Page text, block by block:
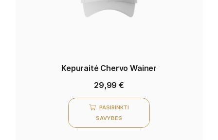
Kepuraitė Chervo Wainer
29,99€
PASIRINKTI
SAVYBES